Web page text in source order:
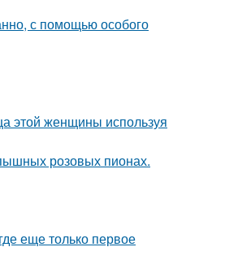
с помощью особого
этой женщины используя
розовых пионах.
еще только первое